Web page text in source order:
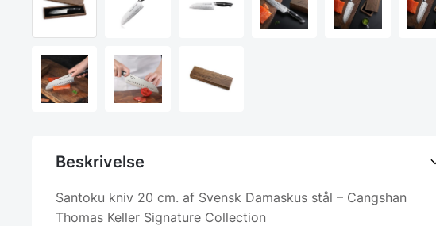
Beskrivelse
Santoku kniv 20 cm. af Svensk Damaskus stål – Cangshan
Thomas Keller Signature Collection